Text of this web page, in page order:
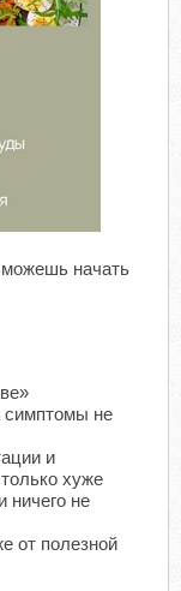
начать
симптомы не
и
хуже
ничего не
от полезной